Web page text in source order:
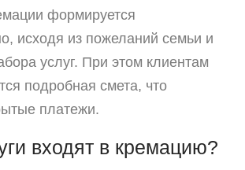
формируется
исходя из пожеланий семьи и
услуг. При этом клиентам
подробная смета, что
платежи.
входят в кремацию?